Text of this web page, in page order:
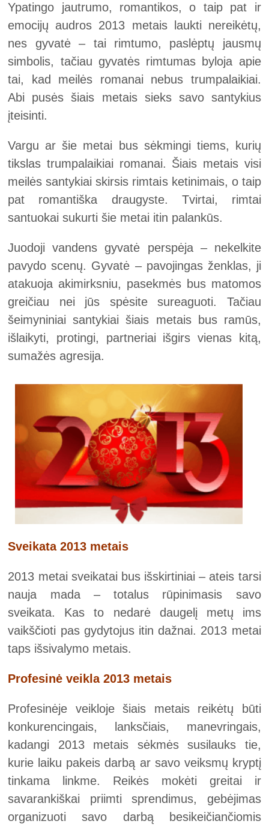
Ypatingo jautrumo, romantikos, o taip pat ir
emocijų audros 2013 metais laukti nereikėtų,
nes gyvatė – tai rimtumo, paslėptų jausmų
simbolis, tačiau gyvatės rimtumas byloja apie
tai, kad meilės romanai nebus trumpalaikiai.
Abi pusės šiais metais sieks savo santykius
įteisinti.
Vargu ar šie metai bus sėkmingi tiems, kurių
tikslas trumpalaikiai romanai. Šiais metais visi
meilės santykiai skirsis rimtais ketinimais, o taip
pat romantiška draugyste. Tvirtai, rimtai
santuokai sukurti šie metai itin palankūs.
Juodoji vandens gyvatė perspėja – nekelkite
pavydo scenų. Gyvatė – pavojingas ženklas, ji
atakuoja akimirksniu, pasekmės bus matomos
greičiau nei jūs spėsite sureaguoti. Tačiau
šeimyniniai santykiai šiais metais bus ramūs,
išlaikyti, protingi, partneriai išgirs vienas kitą,
sumažės agresija.
Sveikata 2013 metais
2013 metai sveikatai bus išskirtiniai – ateis tarsi
nauja mada – totalus rūpinimasis savo
sveikata. Kas to nedarė daugelį metų ims
vaikščioti pas gydytojus itin dažnai. 2013 metai
taps išsivalymo metais.
Profesinė veikla 2013 metais
Profesinėje veikloje šiais metais reikėtų būti
konkurencingais, lanksčiais, manevringais,
kadangi 2013 metais sėkmės susilauks tie,
kurie laiku pakeis darbą ar savo veiksmų kryptį
tinkama linkme. Reikės mokėti greitai ir
savarankiškai priimti sprendimus, gebėjimas
organizuoti savo darbą besikeičiančiomis